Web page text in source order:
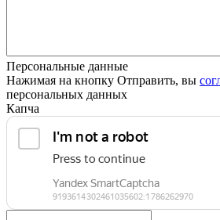
Персональные данные
Нажимая на кнопку Отправить, вы
персональных данных
Капча